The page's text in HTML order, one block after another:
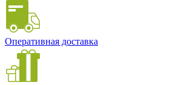
Оперативная доставка